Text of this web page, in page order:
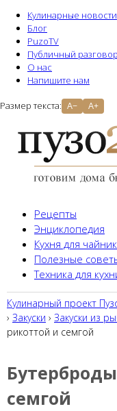
Кулинарные новости
Блог
PuzoTV
Публичный разговор
О нас
Напишите нам
Размер текста: A− A+
Рецепты
Энциклопедия
Кухня для
Полезные
Техника для
Кулинарный проект
› Закуски › Закуски из
рикоттой и семгой
семгой